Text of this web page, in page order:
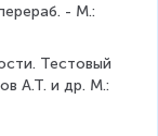
- М.:
Тестовый
А.Т. и др. М.: